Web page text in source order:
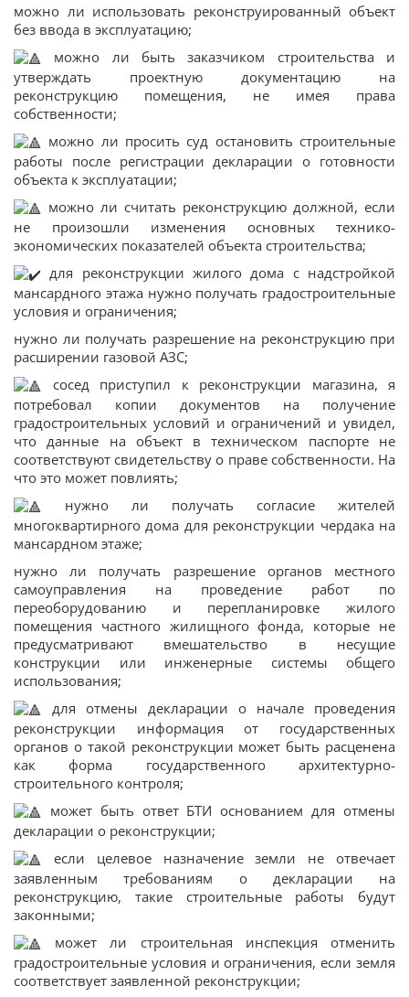
можно ли использовать реконструированный объект
без ввода в эксплуатацию;
можно ли быть заказчиком строительства и
утверждать проектную документацию на
реконструкцию помещения, не имея права
собственности;
можно ли просить суд остановить строительные
работы после регистрации декларации о готовности
объекта к эксплуатации;
можно ли считать реконструкцию должной, если
не произошли изменения основных технико-
экономических показателей объекта строительства;
для реконструкции жилого дома с надстройкой
мансардного этажа нужно получать градостроительные
условия и ограничения;
нужно ли получать разрешение на реконструкцию при
расширении газовой АЗС;
сосед приступил к реконструкции магазина, я
потребовал копии документов на получение
градостроительных условий и ограничений и увидел,
что данные на объект в техническом паспорте не
соответствуют свидетельству о праве собственности. На
что это может повлиять;
нужно ли получать согласие жителей
многоквартирного дома для реконструкции чердака на
мансардном этаже;
нужно ли получать разрешение органов местного
самоуправления на проведение работ по
переоборудованию и перепланировке жилого
помещения частного жилищного фонда, которые не
предусматривают вмешательство в несущие
конструкции или инженерные системы общего
использования;
для отмены декларации о начале проведения
реконструкции информация от государственных
органов о такой реконструкции может быть расценена
как форма государственного архитектурно-
строительного контроля;
может быть ответ БТИ основанием для отмены
декларации о реконструкции;
если целевое назначение земли не отвечает
заявленным требованиям о декларации на
реконструкцию, такие строительные работы будут
законными;
может ли строительная инспекция отменить
градостроительные условия и ограничения, если земля
соответствует заявленной реконструкции;